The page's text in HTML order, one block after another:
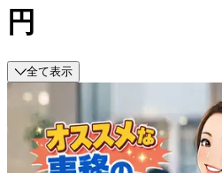
円
全て表示